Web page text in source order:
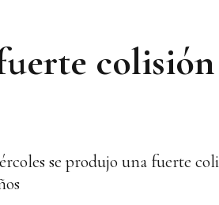
colisión
se produjo una fuerte